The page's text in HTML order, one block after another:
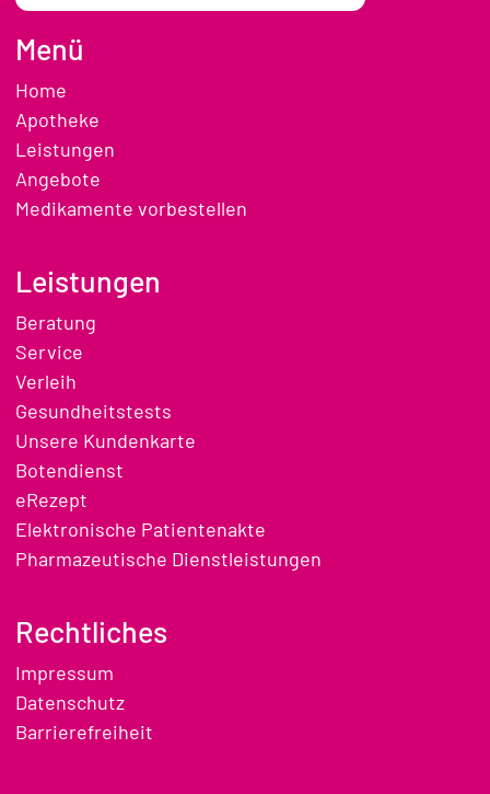
Menü
Home
Apotheke
Leistungen
Angebote
Medikamente vorbestellen
Leistungen
Beratung
Service
Verleih
Gesundheitstests
Unsere Kundenkarte
Botendienst
eRezept
Elektronische Patientenakte
Pharmazeutische Dienstleistungen
Rechtliches
Impressum
Datenschutz
Barrierefreiheit